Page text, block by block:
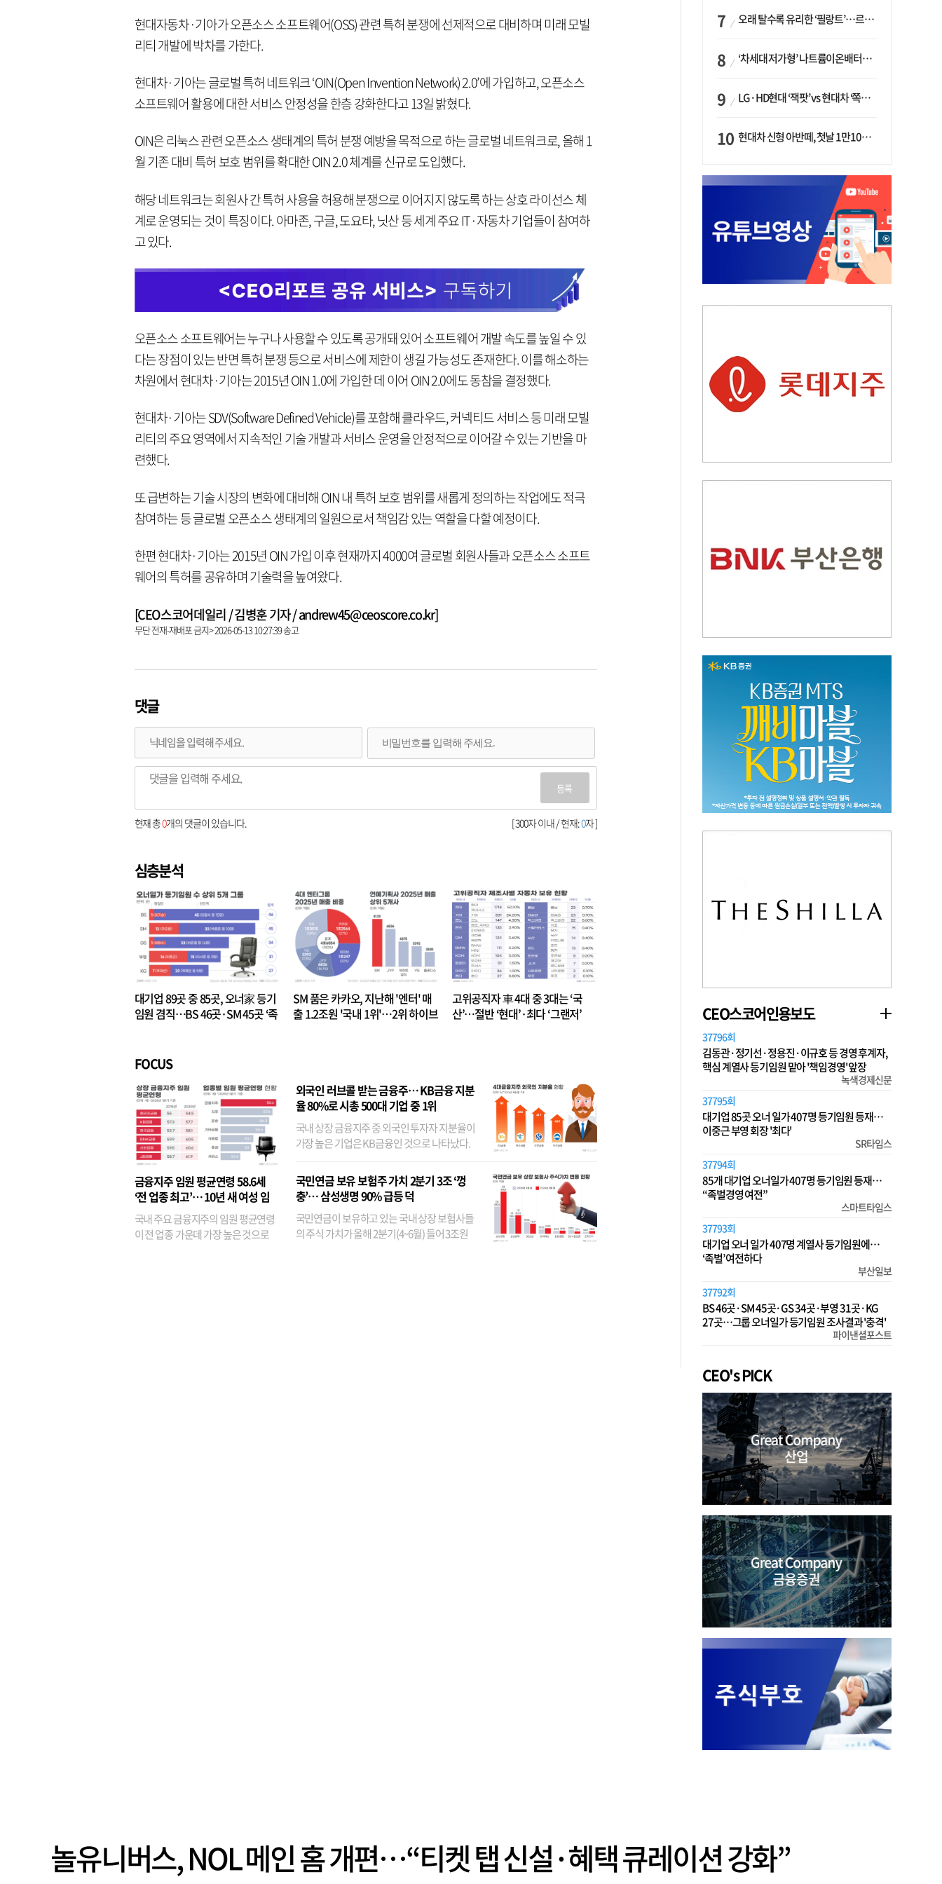
현대자동차·기아가 오픈소스 소프트웨어(OSS) 관련 특허 분쟁에 선제적으로 대비하며 미래 모빌
리티 개발에 박차를 가한다.
현대차·기아는 글로벌 특허 네트워크 ‘OIN(Open Invention Network) 2.0’에 가입하고, 오픈소스
소프트웨어 활용에 대한 서비스 안정성을 한층 강화한다고 13일 밝혔다.
OIN은 리눅스 관련 오픈소스 생태계의 특허 분쟁 예방을 목적으로 하는 글로벌 네트워크로, 올해 1
월 기존 대비 특허 보호 범위를 확대한 OIN 2.0 체계를 신규로 도입했다.
해당 네트워크는 회원사 간 특허 사용을 허용해 분쟁으로 이어지지 않도록 하는 상호 라이선스 체
계로 운영되는 것이 특징이다. 아마존, 구글, 도요타, 닛산 등 세계 주요 IT·자동차 기업들이 참여하
고 있다.
오픈소스 소프트웨어는 누구나 사용할 수 있도록 공개돼 있어 소프트웨어 개발 속도를 높일 수 있
다는 장점이 있는 반면 특허 분쟁 등으로 서비스에 제한이 생길 가능성도 존재한다. 이를 해소하는
차원에서 현대차·기아는 2015년 OIN 1.0에 가입한 데 이어 OIN 2.0에도 동참을 결정했다.
현대차·기아는 SDV(Software Defined Vehicle)를 포함해 클라우드, 커넥티드 서비스 등 미래 모빌
리티의 주요 영역에서 지속적인 기술 개발과 서비스 운영을 안정적으로 이어갈 수 있는 기반을 마
련했다.
또 급변하는 기술 시장의 변화에 대비해 OIN 내 특허 보호 범위를 새롭게 정의하는 작업에도 적극
참여하는 등 글로벌 오픈소스 생태계의 일원으로서 책임감 있는 역할을 다할 예정이다.
한편 현대차·기아는 2015년 OIN 가입 이후 현재까지 4000여 글로벌 회원사들과 오픈소스 소프트
웨어의 특허를 공유하며 기술력을 높여왔다.
[CEO스코어데일리 / 김병훈 기자 / andrew45@ceoscore.co.kr]
무단 전재-재배포 금지> 2026-05-13 10:27:39 송고
댓글
등록
[ 300자 이내 / 현재:0자 ]
현재 총0개의 댓글이 있습니다.
심층분석
대기업 89곳 중 85곳, 오너家 등기
임원 겸직…BS 46곳·SM 45곳 ‘족
SM 품은 카카오, 지난해 '엔터' 매
출 1.2조원 '국내 1위'…2위 하이브
고위공직자 車 4대 중 3대는 ‘국
산’…절반 ‘현대’·최다 ‘그랜저’
FOCUS
금융지주 임원 평균연령 58.6세
‘전 업종 최고’… 10년 새 여성 임
원은 14배 껑충
국내 주요 금융지주의 임원 평균연령
이 전 업종 가운데 가장 높은 것으로
외국인 러브콜 받는 금융주… KB금융 지분
율 80%로 시총 500대 기업 중 1위
국내 상장 금융지주 중 외국인 투자자 지분율이
가장 높은 기업은 KB금융인 것으로 나타났다.
융이었다. 특히 KB금융은 지난달 말 기준 해외
기관투자자 지분율이...
국민연금 보유 보험주 가치 2분기 3조 ‘껑
충’… 삼성생명 90% 급등 덕
국민연금이 보유하고 있는 국내 상장 보험사들
의 주식 가치가 올해 2분기(4~6월) 들어 3조원
오래 탈수록 유리한 ‘필랑트’…르노코리아, 5년 뒤 잔존가치 53% 보장
‘차세대 저가형’ 나트륨이온배터리 시대 오나…LG화학·에코프로, 상용화 속도낸다
LG·HD현대 ‘잭팟’ vs 현대차 ‘쪽박’…글로벌 사모펀드, 韓 대기업 투자 ‘희비’
현대차 신형 아반떼, 첫날 1만1094대 계약…역대 최고치 경신
CEO스코어인용보도
37796회
김동관·정기선·정용진·이규호 등 경영 후계자,
핵심 계열사 등기임원 맡아 '책임경영' 앞장
녹색경제신문
37795회
대기업 85곳 오너 일가 407명 등기임원 등재…
이중근 부영 회장 '최다'
SR타임스
37794회
85개 대기업 오너일가 407명 등기임원 등재…
“족벌경영 여전”
스마트타임스
37793회
대기업 오너 일가 407명 계열사 등기임원에…
‘족벌’ 여전하다
부산일보
37792회
BS 46곳·SM 45곳·GS 34곳·부영 31곳·KG
27곳…그룹 오너일가 등기임원 조사결과 '충격'
파이낸셜포스트
CEO's PICK
놀유니버스, NOL 메인 홈 개편…“티켓 탭 신설·혜택 큐레이션 강화”